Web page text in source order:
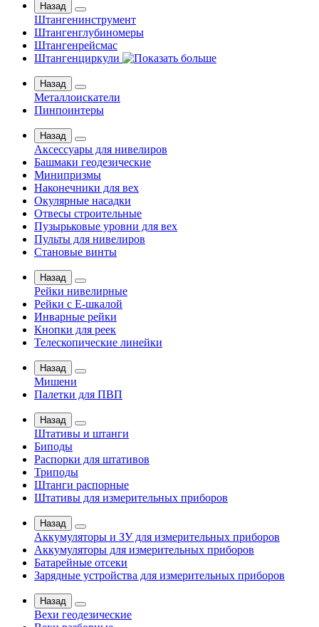
Назад
Штангенинструмент
Штангенглубиномеры
Штангенрейсмас
Штангенциркули
Назад
Металлоискатели
Пинпоинтеры
Назад
Аксессуары для нивелиров
Башмаки геодезические
Минипризмы
Наконечники для вех
Окулярные насадки
Отвесы строительные
Пузырьковые уровни для вех
Пульты для нивелиров
Становые винты
Назад
Рейки нивелирные
Рейки с Е-шкалой
Инварные рейки
Кнопки для реек
Телескопические линейки
Назад
Мишени
Палетки для ПВП
Назад
Штативы и штанги
Биподы
Распорки для штативов
Триподы
Штанги распорные
Штативы для измерительных приборов
Назад
Аккумуляторы и ЗУ для измерительных приборов
Аккумуляторы для измерительных приборов
Батарейные отсеки
Зарядные устройства для измерительных приборов
Назад
Вехи геодезические